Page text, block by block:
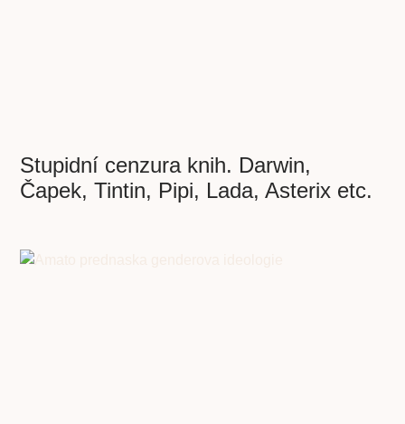
Stupidní cenzura knih. Darwin,
Čapek, Tintin, Pipi, Lada, Asterix etc.